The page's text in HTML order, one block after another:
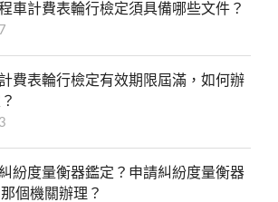
車計費表輪行檢定須具備哪些文件？
費表輪行檢定有效期限屆滿，如何辦
紛度量衡器鑑定？申請糾紛度量衡器
個機關辦理？